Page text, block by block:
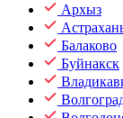
Архыз
Балаково
Буйнакск